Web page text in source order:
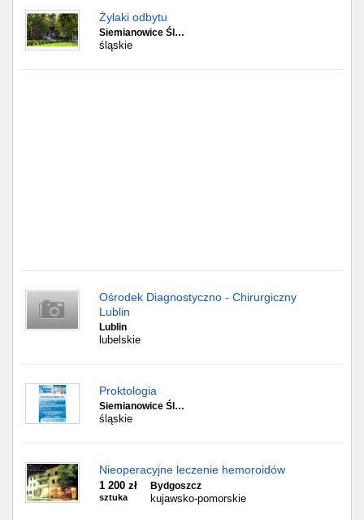
Żylaki odbytu
Siemianowice Śl…
śląskie
Ośrodek Diagnostyczno - Chirurgiczny
Lublin
Lublin
lubelskie
Proktologia
Siemianowice Śl…
śląskie
Nieoperacyjne leczenie hemoroidów
1 200 zł
sztuka
Bydgoszcz
kujawsko-pomorskie
Olsztyn